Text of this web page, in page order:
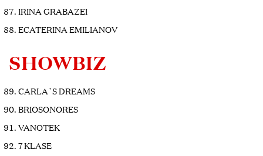
IRINA GRABAZEI
ECATERINA EMILIANOV
SHOWBIZ
CARLA`S DREAMS
BRIOSONORES
VANOTEK
7 KLASE